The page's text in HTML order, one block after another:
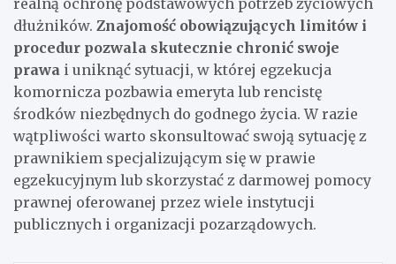
dłużników. Znajomość obowiązujących limitów i
procedur pozwala skutecznie chronić swoje
prawa i uniknąć sytuacji, w której egzekucja
komornicza pozbawia emeryta lub rencistę
środków niezbędnych do godnego życia. W razie
wątpliwości warto skonsultować swoją sytuację z
prawnikiem specjalizującym się w prawie
egzekucyjnym lub skorzystać z darmowej pomocy
prawnej oferowanej przez wiele instytucji
publicznych i organizacji pozarządowych.